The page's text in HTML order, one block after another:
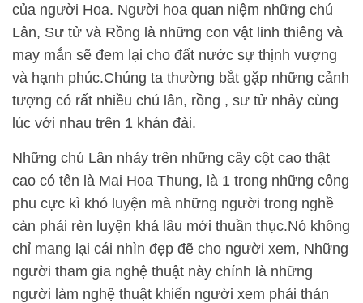
của người Hoa. Người hoa quan niệm những chú
Lân, Sư tử và Rồng là những con vật linh thiêng và
may mắn sẽ đem lại cho đất nước sự thịnh vượng
và hạnh phúc.Chúng ta thường bắt gặp những cảnh
tượng có rất nhiều chú lân, rồng , sư tử nhảy cùng
lúc với nhau trên 1 khán đài.
Những chú Lân nhảy trên những cây cột cao thật
cao có tên là Mai Hoa Thung, là 1 trong những công
phu cực kì khó luyện mà những người trong nghề
càn phải rèn luyện khá lâu mới thuần thục.Nó không
chỉ mang lại cái nhìn đẹp đẽ cho người xem, Những
người tham gia nghệ thuật này chính là những
người làm nghệ thuật khiến người xem phải thán